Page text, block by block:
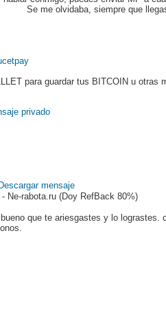
Se me olvidaba, siempre que
para guardar tus BITCOIN u otras
- Ne-rabota.ru (Doy RefBack 80%)
que te ariesgastes y lo